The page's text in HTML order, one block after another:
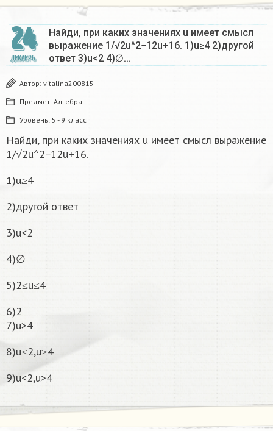
24
ДЕКАБРЬ
Найди, при каких значениях u имеет смысл
выражение 1/√2u^2−12u+16. 1)u≥4 2)другой
ответ 3)u<2 4)∅…
Автор: vitalina200815
Предмет: Алгебра
Уровень: 5 - 9 класс
Найди, при каких значениях u имеет смысл выражение
1/√2u^2−12u+16.
1)u≥4
2)другой ответ
3)u<2
4)∅
5)2≤u≤4
6)2
7)u>4
8)u≤2,u≥4
9)u<2,u>4